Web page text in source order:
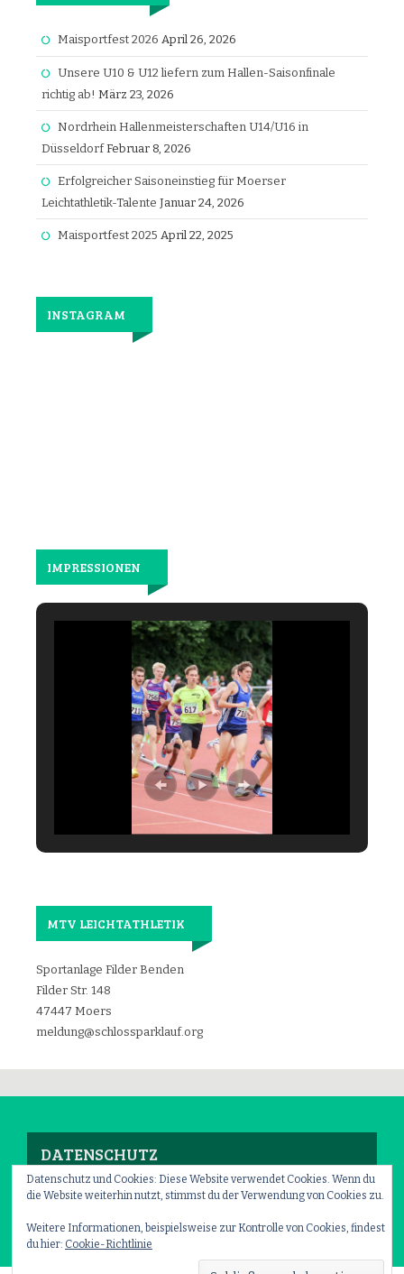
Maisportfest 2026 April 26, 2026
Unsere U10 & U12 liefern zum Hallen-Saisonfinale
richtig ab! März 23, 2026
Nordrhein Hallenmeisterschaften U14/U16 in
Düsseldorf Februar 8, 2026
Erfolgreicher Saisoneinstieg für Moerser
Leichtathletik-Talente Januar 24, 2026
Maisportfest 2025 April 22, 2025
INSTAGRAM
IMPRESSIONEN
MTV LEICHTATHLETIK
Sportanlage Filder Benden
Filder Str. 148
47447 Moers
meldung@schlossparklauf.org
DATENSCHUTZ
Impressum–Datenschutz
Datenschutz und Cookies: Diese Website verwendet Cookies. Wenn du
die Website weiterhin nutzt, stimmst du der Verwendung von Cookies zu.
Weitere Informationen, beispielsweise zur Kontrolle von Cookies, findest
du hier: Cookie-Richtlinie